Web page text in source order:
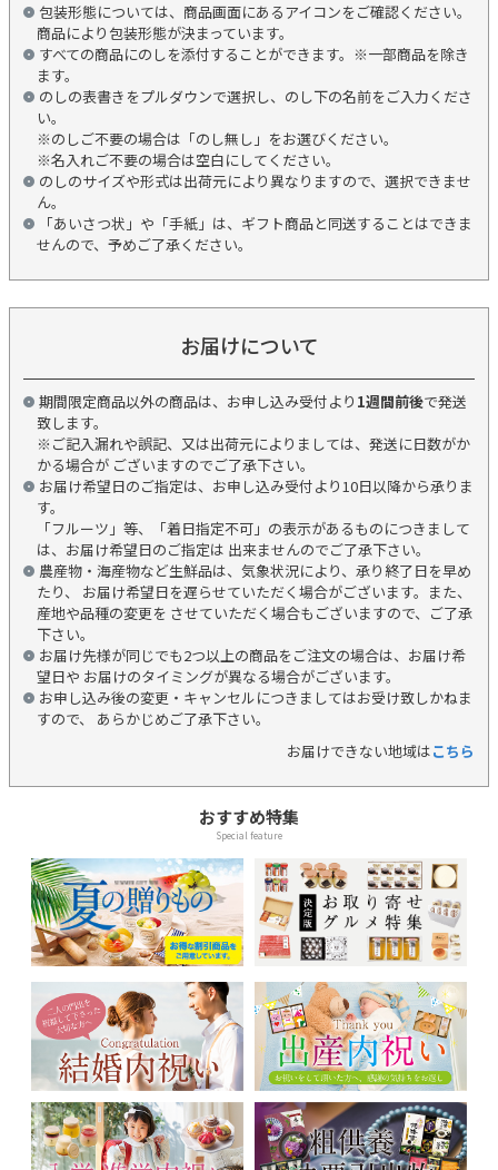
包装形態については、商品画面にあるアイコンをご確認ください。
商品により包装形態が決まっています。
すべての商品にのしを添付することができます。※一部商品を除き
ます。
のしの表書きをプルダウンで選択し、のし下の名前をご入力くださ
い。
※のしご不要の場合は「のし無し」をお選びください。
※名入れご不要の場合は空白にしてください。
のしのサイズや形式は出荷元により異なりますので、選択できませ
ん。
「あいさつ状」や「手紙」は、ギフト商品と同送することはできま
せんので、予めご了承ください。
お届けについて
期間限定商品以外の商品は、お申し込み受付より 1週間前後で発送
致します。
※ご記入漏れや誤記、又は出荷元によりましては、発送に日数がか
かる場合が ございますのでご了承下さい。
お届け希望日のご指定は、お申し込み受付より10日以降から承りま
す。
「フルーツ」等、「着日指定不可」の表示があるものにつきまして
は、お届け希望日のご指定は 出来ませんのでご了承下さい。
農産物・海産物など生鮮品は、気象状況により、承り終了日を早め
たり、 お届け希望日を遅らせていただく場合がございます。また、
産地や品種の変更を させていただく場合もございますので、ご了承
下さい。
お届け先様が同じでも2つ以上の商品をご注文の場合は、お届け希
望日や お届けのタイミングが異なる場合がございます。
お申し込み後の変更・キャンセルにつきましてはお受け致しかねま
すので、 あらかじめご了承下さい。
お届けできない地域はこちら
おすすめ特集
Special feature